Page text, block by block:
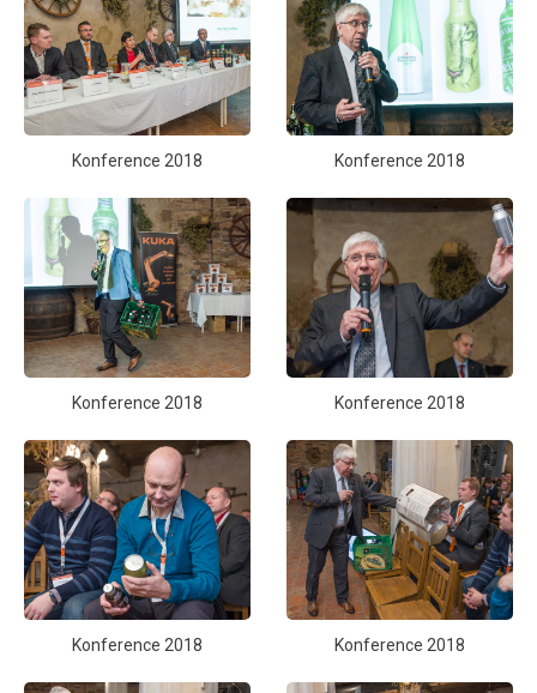
Konference 2018 Konference 2018
Konference 2018 Konference 2018
Konference 2018 Konference 2018